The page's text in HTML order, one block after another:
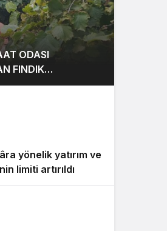
ODASI
FINDIK
AYI İÇİN
yönelik yatırım ve
limiti artırıldı